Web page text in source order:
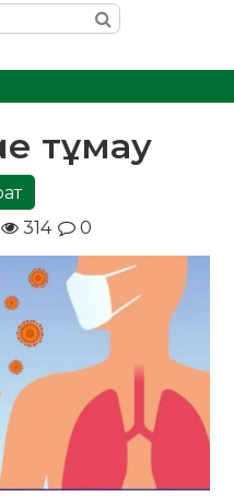
тұмау
314 0